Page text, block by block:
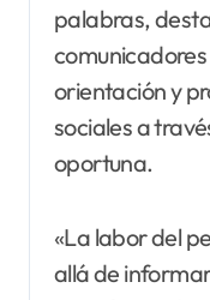
palabras,
orientación y
sociales a
oportuna.
«La labor del
allá de